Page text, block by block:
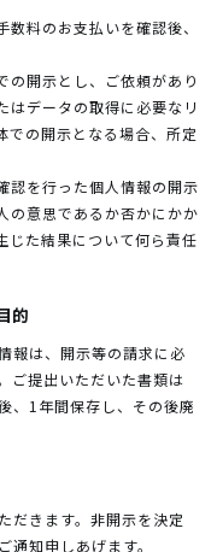
料のお支払いを確認後、
の開示とし、ご依頼があり
はデータの取得に必要なリ
での開示となる場合、所定
認を行った個人情報の開示
の意思であるか否かにかか
じた結果について何ら責任
的
報は、開示等の請求に必
ご提出いただいた書類は
、1年間保存し、その後廃
だきます。非開示を決定
通知申しあげます。